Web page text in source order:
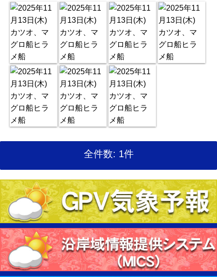
全件数: 1件